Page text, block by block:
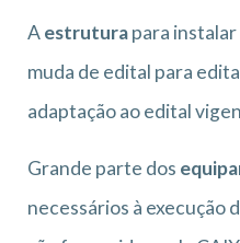
Aestruturapara
muda de edital para
adaptação ao edital
Grande parte dos
necessários à execução